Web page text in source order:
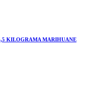
KILOGRAMA MARIHUANE